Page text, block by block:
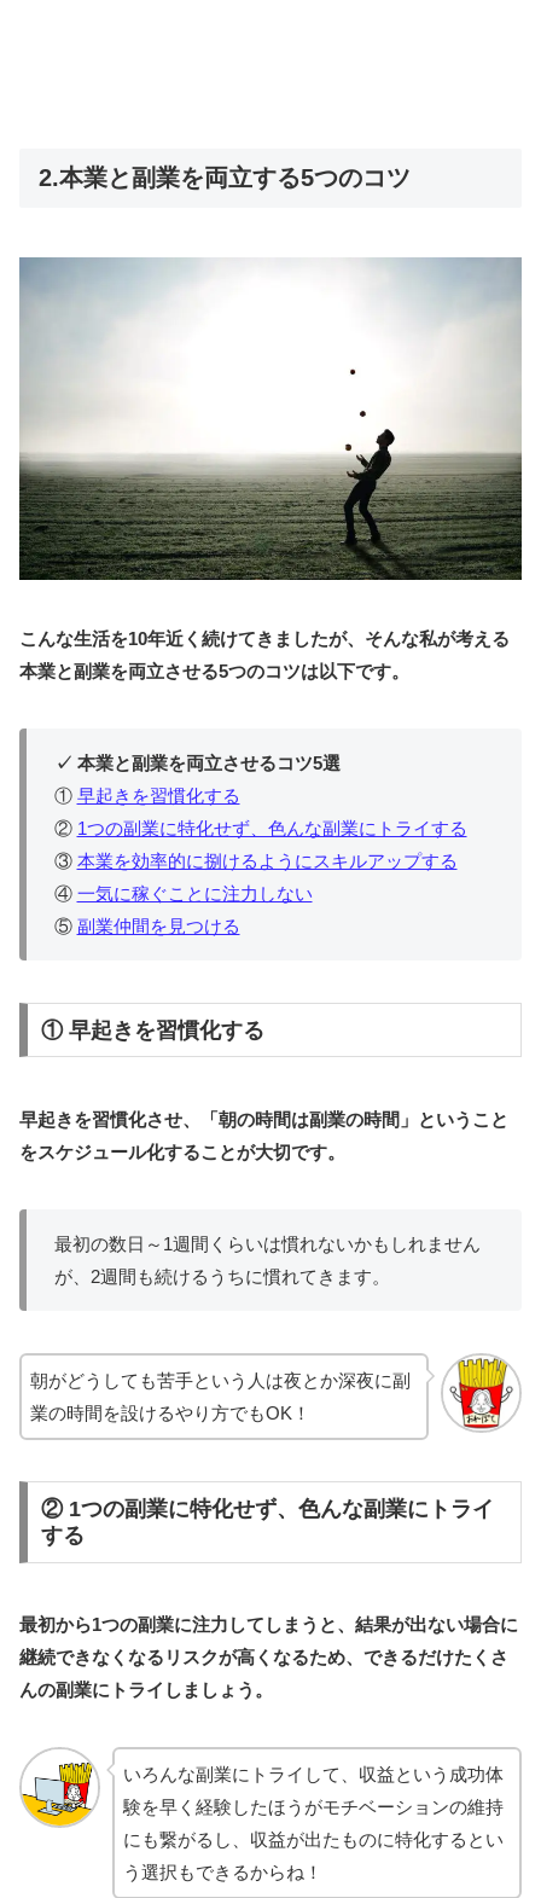
2.本業と副業を両立する5つのコツ
こんな生活を10年近く続けてきましたが、そんな私が考える
本業と副業を両立させる5つのコツは以下です。
✓ 本業と副業を両立させるコツ5選
① 早起きを習慣化する
② 1つの副業に特化せず、色んな副業にトライする
③ 本業を効率的に捌けるようにスキルアップする
④ 一気に稼ぐことに注力しない
⑤ 副業仲間を見つける
① 早起きを習慣化する
早起きを習慣化させ、「朝の時間は副業の時間」ということ
をスケジュール化することが大切です。
最初の数日～1週間くらいは慣れないかもしれません
が、2週間も続けるうちに慣れてきます。
朝がどうしても苦手という人は夜とか深夜に副
業の時間を設けるやり方でもOK！
② 1つの副業に特化せず、色んな副業にトライ
する
最初から1つの副業に注力してしまうと、結果が出ない場合に
継続できなくなるリスクが高くなるため、できるだけたくさ
んの副業にトライしましょう。
いろんな副業にトライして、収益という成功体
験を早く経験したほうがモチベーションの維持
にも繋がるし、収益が出たものに特化するとい
う選択もできるからね！